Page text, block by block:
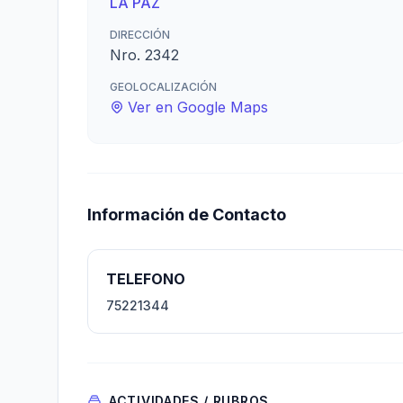
DIRECCIÓN
Nro. 2342
GEOLOCALIZACIÓN
Ver en Google Maps
Información de Contacto
TELEFONO
75221344